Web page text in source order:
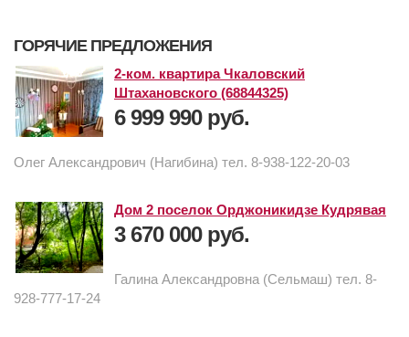
ГОРЯЧИЕ ПРЕДЛОЖЕНИЯ
2-ком. квартира Чкаловский
Штахановского (68844325)
6 999 990 руб.
Олег Александрович (Нагибина) тел. 8-938-122-20-03
Дом 2 поселок Орджоникидзе Кудрявая
3 670 000 руб.
Галина Александровна (Сельмаш) тел. 8-
928-777-17-24